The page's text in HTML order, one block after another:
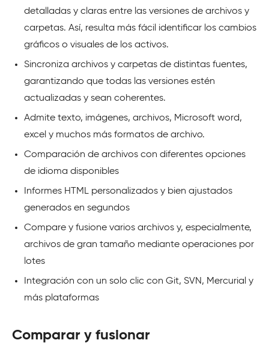
detalladas y claras entre las versiones de archivos y
carpetas. Así, resulta más fácil identificar los cambios
gráficos o visuales de los activos.
Sincroniza archivos y carpetas de distintas fuentes,
garantizando que todas las versiones estén
actualizadas y sean coherentes.
Admite texto, imágenes, archivos, Microsoft word,
excel y muchos más formatos de archivo.
Comparación de archivos con diferentes opciones
de idioma disponibles
Informes HTML personalizados y bien ajustados
generados en segundos
Compare y fusione varios archivos y, especialmente,
archivos de gran tamaño mediante operaciones por
lotes
Integración con un solo clic con Git, SVN, Mercurial y
más plataformas
Comparar y fusionar